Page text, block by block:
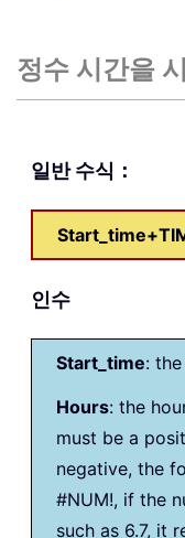
정수 시간을
일반 수식：
인수
Start_time:
Hours: the
must be a
negative, the
#NUM!, if the
such as 6.7, it